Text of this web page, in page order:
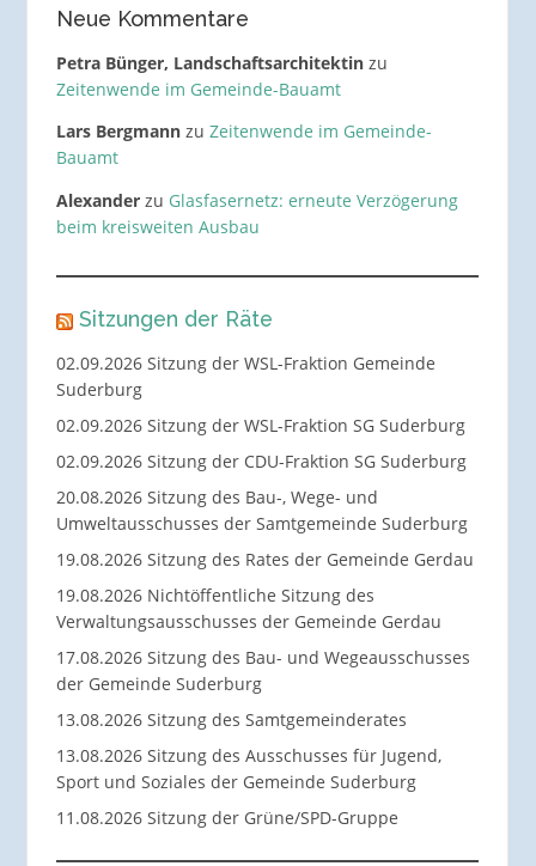
Neue Kommentare
Petra Bünger, Landschaftsarchitektinzu
Zeitenwende im Gemeinde-Bauamt
Lars Bergmannzu Zeitenwende im Gemeinde-
Bauamt
Alexanderzu Glasfasernetz: erneute Verzögerung
beim kreisweiten Ausbau
Sitzungen der Räte
02.09.2026 Sitzung der WSL-Fraktion Gemeinde
Suderburg
02.09.2026 Sitzung der WSL-Fraktion SG Suderburg
02.09.2026 Sitzung der CDU-Fraktion SG Suderburg
20.08.2026 Sitzung des Bau-, Wege- und
Umweltausschusses der Samtgemeinde Suderburg
19.08.2026 Sitzung des Rates der Gemeinde Gerdau
19.08.2026 Nichtöffentliche Sitzung des
Verwaltungsausschusses der Gemeinde Gerdau
17.08.2026 Sitzung des Bau- und Wegeausschusses
der Gemeinde Suderburg
13.08.2026 Sitzung des Samtgemeinderates
13.08.2026 Sitzung des Ausschusses für Jugend,
Sport und Soziales der Gemeinde Suderburg
11.08.2026 Sitzung der Grüne/SPD-Gruppe